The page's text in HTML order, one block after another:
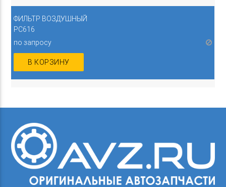
ФИЛЬТР ВОЗДУШНЫЙ
PC616
по запросу
В КОРЗИНУ